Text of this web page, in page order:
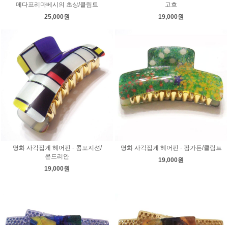
메다프리마베시의 초상/클림트
25,000원
고흐
19,000원
명화 사각집게 헤어핀 - 콤포지션/
몬드리안
19,000원
명화 사각집게 헤어핀 - 팜가든/클림트
19,000원